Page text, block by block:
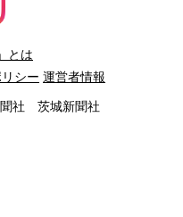
とは
シー 運営者情報
社 茨城新聞社